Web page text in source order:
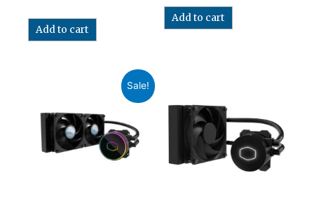
Add to cart
Add to cart
Sale!